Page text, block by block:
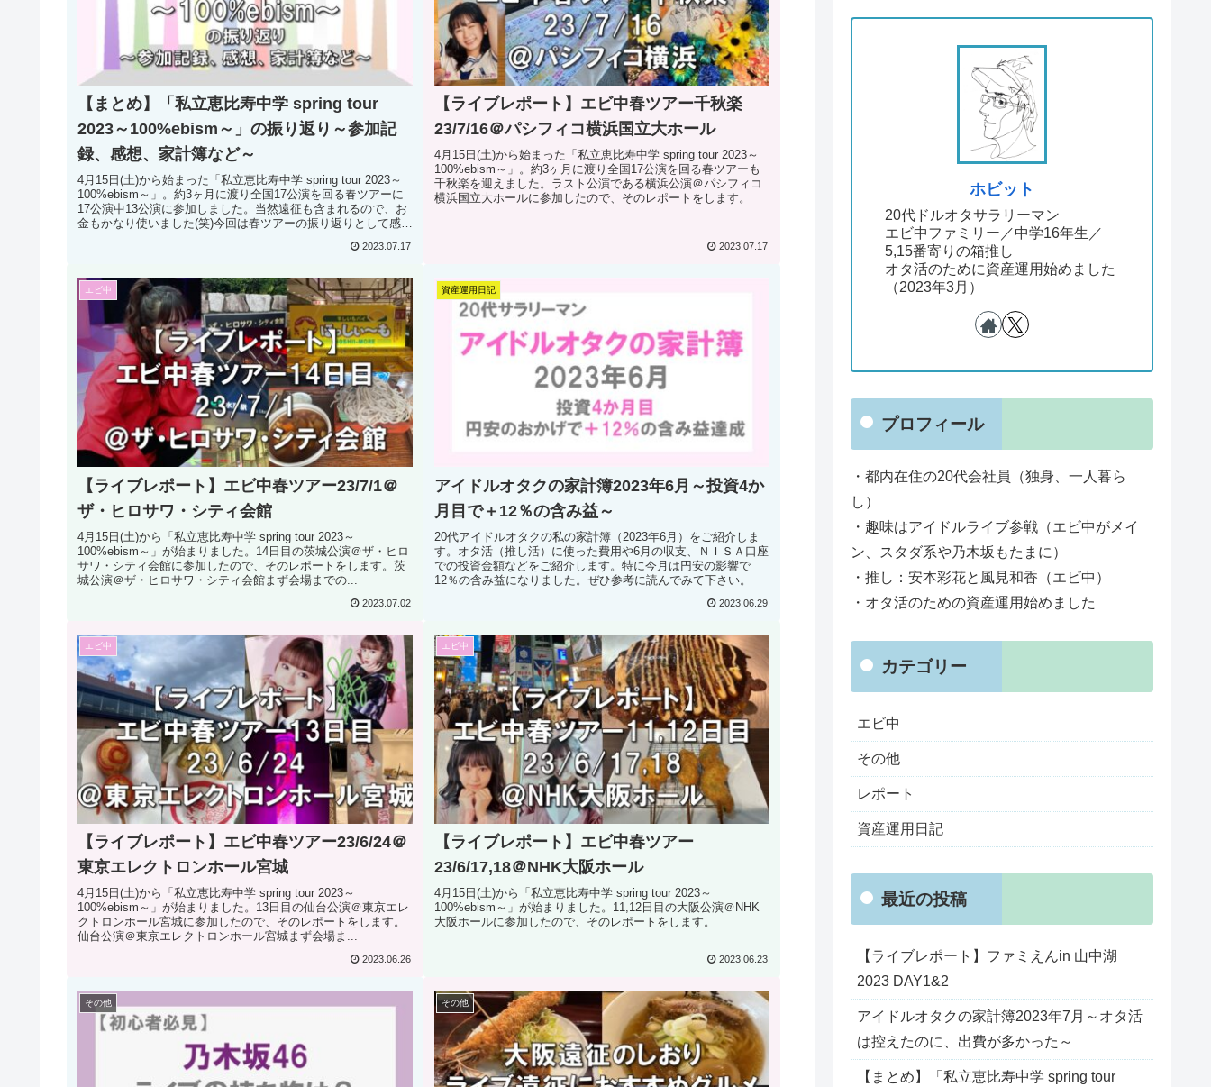
【まとめ】「私立恵比寿中学 spring tour
2023～100%ebism～」の振り返り～参加記
録、感想、家計簿など～
4月15日(土)から始まった「私立恵比寿中学 spring tour 2023～
100%ebism～」。約3ヶ月に渡り全国17公演を回る春ツアーに
17公演中13公演に参加しました。当然遠征も含まれるので、お
金もかなり使いました(笑)今回は春ツアーの振り返りとして感想
2023.07.17
【ライブレポート】エビ中春ツアー千秋楽
23/7/16＠パシフィコ横浜国立大ホール
4月15日(土)から始まった「私立恵比寿中学 spring tour 2023～
100%ebism～」。約3ヶ月に渡り全国17公演を回る春ツアーも
千秋楽を迎えました。ラスト公演である横浜公演＠パシフィコ
横浜国立大ホールに参加したので、そのレポートをします。
2023.07.17
エビ中
【ライブレポート】エビ中春ツアー23/7/1＠
ザ・ヒロサワ・シティ会館
4月15日(土)から「私立恵比寿中学 spring tour 2023～
100%ebism～」が始まりました。14日目の茨城公演＠ザ・ヒロ
サワ・シティ会館に参加したので、そのレポートをします。茨
城公演＠ザ・ヒロサワ・シティ会館まず会場までの...
2023.07.02
資産運用日記
アイドルオタクの家計簿2023年6月～投資4か
月目で＋12％の含み益～
20代アイドルオタクの私の家計簿（2023年6月）をご紹介しま
す。オタ活（推し活）に使った費用や6月の収支、ＮＩＳＡ口座
での投資金額などをご紹介します。特に今月は円安の影響で
12％の含み益になりました。ぜひ参考に読んでみて下さい。
2023.06.29
エビ中
【ライブレポート】エビ中春ツアー23/6/24＠
東京エレクトロンホール宮城
4月15日(土)から「私立恵比寿中学 spring tour 2023～
100%ebism～」が始まりました。13日目の仙台公演＠東京エレ
クトロンホール宮城に参加したので、そのレポートをします。
仙台公演＠東京エレクトロンホール宮城まず会場ま...
2023.06.26
エビ中
【ライブレポート】エビ中春ツアー
23/6/17,18＠NHK大阪ホール
4月15日(土)から「私立恵比寿中学 spring tour 2023～
100%ebism～」が始まりました。11,12日目の大阪公演＠NHK
大阪ホールに参加したので、そのレポートをします。
2023.06.23
その他 その他
ホビット
20代ドルオタサラリーマン
エビ中ファミリー／中学16年生／
5,15番寄りの箱推し
オタ活のために資産運用始めました
（2023年3月）
プロフィール
・都内在住の20代会社員（独身、一人暮ら
し）
・趣味はアイドルライブ参戦（エビ中がメイ
ン、スタダ系や乃木坂もたまに）
・推し：安本彩花と風見和香（エビ中）
・オタ活のための資産運用始めました
カテゴリー
エビ中
その他
レポート
資産運用日記
最近の投稿
【ライブレポート】ファミえんin 山中湖
2023 DAY1&2
アイドルオタクの家計簿2023年7月～オタ活
は控えたのに、出費が多かった～
【まとめ】「私立恵比寿中学 spring tour